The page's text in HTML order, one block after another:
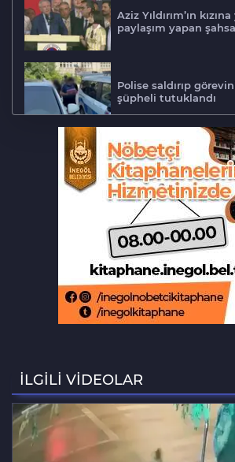
Aziz Yıldırım’ın
paylaşım yapan şahsa
Polise saldırıp
şüpheli tutuklandı
Tarihi eser kaçakçısı
kayaya çarptı
‘Hayat 112 Acil’ mobil
kamu spotu yayında
Bursa ekonomisinde
hamlesi resmen
savaş alanına çevirdi
Bursa'daki feci
İLGİLİ VİDEOLAR